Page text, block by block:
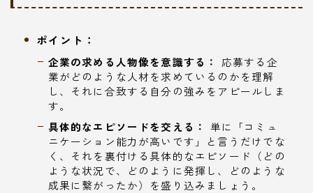
ポイント：
企業の求める人物像を意識する：
応募する企
業がどのような人材を求めているのかを理解
し、それに合致する自分の強みをアピールしま
す。
具体的なエピソードを交える：
単に「コミュ
ニケーション能力が高いです」と言うだけでな
く、それを裏付ける具体的なエピソード（どの
ような状況で、どのように発揮し、どのような
成果に繋がったか）を盛り込みましょう。